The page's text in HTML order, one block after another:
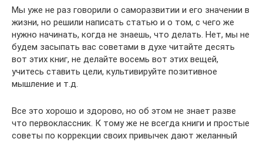
Мы уже не раз говорили о саморазвитии и его значении в
жизни, но решили написать статью и о том, с чего же
нужно начинать, когда не знаешь, что делать. Нет, мы не
будем засыпать вас советами в духе читайте десять
вот этих книг, не делайте восемь вот этих вещей,
учитесь ставить цели, культивируйте позитивное
мышление и т.д.
Все это хорошо и здорово, но об этом не знает разве
что первоклассник. К тому же не всегда книги и простые
советы по коррекции своих привычек дают желанный